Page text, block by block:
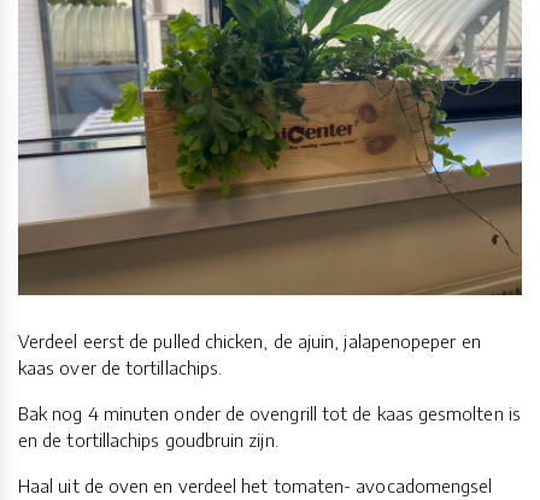
Verdeel eerst de pulled chicken, de ajuin, jalapenopeper en
kaas over de tortillachips.
Bak nog 4 minuten onder de ovengrill tot de kaas gesmolten is
en de tortillachips goudbruin zijn.
Haal uit de oven en verdeel het tomaten- avocadomengsel